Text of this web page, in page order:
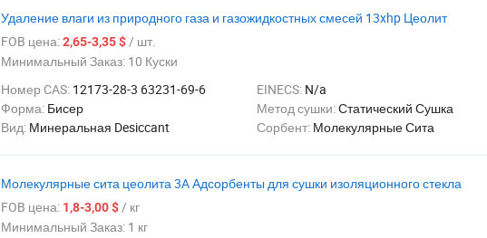
Удаление влаги из природного газа и газожидкостных смесей 13xhp Цеолит
FOB цена:2,65-3,35 $/ шт.
Минимальный Заказ: 10 Куски
Номер CAS: 12173-28-3 63231-69-6 EINECS: N/a
Форма: Бисер Метод сушки:Статический Сушка
Вид: Минеральная Desiccant Сорбент: Молекулярные Сита
Молекулярные сита цеолита 3A Адсорбенты для сушки изоляционного стекла
FOB цена: 1,8-3,00 $/ кг
Минимальный Заказ: 1 кг